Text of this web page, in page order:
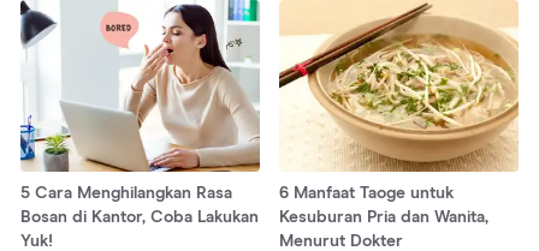
5 Cara Menghilangkan Rasa
Bosan di Kantor, Coba Lakukan
Yuk!
6 Manfaat Taoge untuk
Kesuburan Pria dan Wanita,
Menurut Dokter